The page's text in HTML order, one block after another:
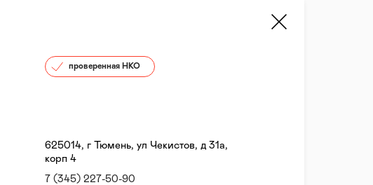
проверенная НКО
625014, г Тюмень, ул Чекистов, д 31а,
корп 4
7 (345) 227-50-90